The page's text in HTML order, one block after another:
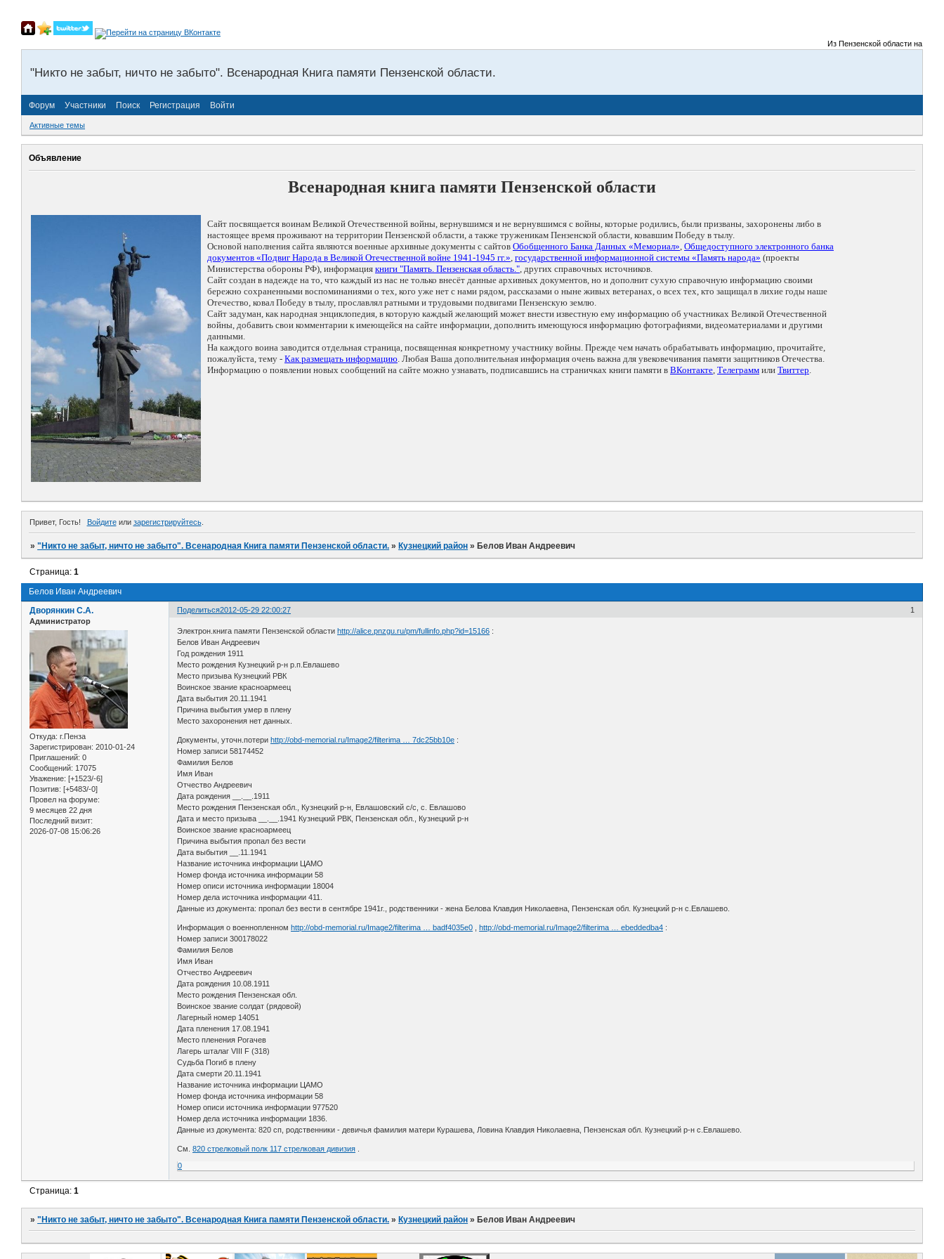
Из Пензенской области на
"Никто не забыт, ничто не забыто". Всенародная Книга памяти Пензенской области.
Форум Участники Поиск Регистрация Войти
Активные темы
Объявление
Всенародная книга памяти Пензенской области
Сайт посвящается воинам Великой Отечественной войны, вернувшимся и не вернувшимся с войны, которые родились, были призваны, захоронены либо в
настоящее время проживают на территории Пензенской области, а также труженикам Пензенской области, ковавшим Победу в тылу.
Основой наполнения сайта являются военные архивные документы с сайтов Обобщенного Банка Данных «Мемориал», Общедоступного электронного банка
документов «Подвиг Народа в Великой Отечественной войне 1941-1945 гг.», государственной информационной системы «Память народа» (проекты
Министерства обороны РФ), информация книги "Память. Пензенская область.", других справочных источников.
Сайт создан в надежде на то, что каждый из нас не только внесёт данные архивных документов, но и дополнит сухую справочную информацию своими
бережно сохраненными воспоминаниями о тех, кого уже нет с нами рядом, рассказами о ныне живых ветеранах, о всех тех, кто защищал в лихие годы наше
Отечество, ковал Победу в тылу, прославлял ратными и трудовыми подвигами Пензенскую землю.
Сайт задуман, как народная энциклопедия, в которую каждый желающий может внести известную ему информацию об участниках Великой Отечественной
войны, добавить свои комментарии к имеющейся на сайте информации, дополнить имеющуюся информацию фотографиями, видеоматериалами и другими
данными.
На каждого воина заводится отдельная страница, посвященная конкретному участнику войны. Прежде чем начать обрабатывать информацию, прочитайте,
пожалуйста, тему - Как размещать информацию. Любая Ваша дополнительная информация очень важна для увековечивания памяти защитников Отечества.
Информацию о появлении новых сообщений на сайте можно узнавать, подписавшись на страничках книги памяти в ВКонтакте, Телеграмм или Твиттер.
Привет, Гость! Войдитеили зарегистрируйтесь.
»"Никто не забыт, ничто не забыто". Всенародная Книга памяти Пензенской области. » Кузнецкий район » Белов Иван Андреевич
Белов Иван Андреевич
Страница:1
Поделиться 1
2012-05-29 22:00:27
Дворянкин С.А.
Администратор
Откуда: г.Пенза
Зарегистрирован: 2010-01-24
Приглашений: 0
Сообщений: 17075
Уважение: [+1523/-6]
Позитив: [+5483/-0]
Провел на форуме:
9 месяцев 22 дня
Последний визит:
2026-07-08 15:06:26
Электрон.книга памяти Пензенской областиhttp://alice.pnzgu.ru/pm/fullinfo.php?id=15166 :
Белов Иван Андреевич
Год рождения 1911
Место рождения Кузнецкий р-н р.п.Евлашево
Место призыва Кузнецкий РВК
Воинское звание красноармеец
Дата выбытия 20.11.1941
Причина выбытия умер в плену
Место захоронения нет данных.
Документы, уточн.потериhttp://obd-memorial.ru/Image2/filterima … 7dc25bb10e :
Номер записи 58174452
Фамилия Белов
Имя Иван
Отчество Андреевич
Дата рождения __.__.1911
Место рождения Пензенская обл., Кузнецкий р-н, Евлашовский с/с, с. Евлашово
Дата и место призыва __.__.1941 Кузнецкий РВК, Пензенская обл., Кузнецкий р-н
Воинское звание красноармеец
Причина выбытия пропал без вести
Дата выбытия __.11.1941
Название источника информации ЦАМО
Номер фонда источника информации 58
Номер описи источника информации 18004
Номер дела источника информации 411.
Данные из документа: пропал без вести в сентябре 1941г., родственники - жена Белова Клавдия Николаевна, Пензенская обл. Кузнецкий р-н с.Евлашево.
Информация о военнопленномhttp://obd-memorial.ru/Image2/filterima … badf4035e0 ,http://obd-memorial.ru/Image2/filterima … ebeddedba4 :
Номер записи 300178022
Фамилия Белов
Имя Иван
Отчество Андреевич
Дата рождения 10.08.1911
Место рождения Пензенская обл.
Воинское звание солдат (рядовой)
Лагерный номер 14051
Дата пленения 17.08.1941
Место пленения Рогачев
Лагерь шталаг VIII F (318)
Судьба Погиб в плену
Дата смерти 20.11.1941
Название источника информации ЦАМО
Номер фонда источника информации 58
Номер описи источника информации 977520
Номер дела источника информации 1836.
Данные из документа: 820 сп, родственники - девичья фамилия матери Курашева, Ловина Клавдия Николаевна, Пензенская обл. Кузнецкий р-н с.Евлашево.
См.820 стрелковый полк 117 стрелковая дивизия
0
Страница:1
»"Никто не забыт, ничто не забыто". Всенародная Книга памяти Пензенской области. » Кузнецкий район » Белов Иван Андреевич